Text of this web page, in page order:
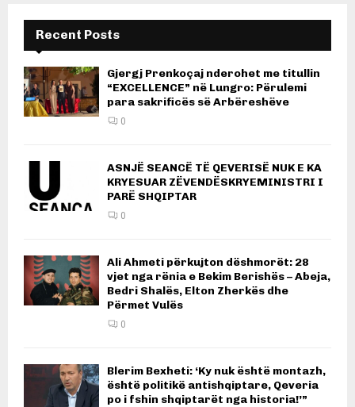
Recent Posts
Gjergj Prenkoçaj nderohet me titullin
“EXCELLENCE” në Lungro: Përulemi
para sakrificës së Arbëreshëve
0
ASNJË SEANCË TË QEVERISË NUK E KA
KRYESUAR ZËVENDËSKRYEMINISTRI I
PARË SHQIPTAR
0
Ali Ahmeti përkujton dëshmorët: 28
vjet nga rënia e Bekim Berishës – Abeja,
Bedri Shalës, Elton Zherkës dhe
Përmet Vulës
0
Blerim Bexheti: ‘Ky nuk është montazh,
është politikë antishqiptare, Qeveria
po i fshin shqiptarët nga historia!’”